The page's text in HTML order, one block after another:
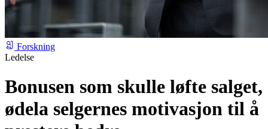
Forskning
Ledelse
Bonusen som skulle løfte salget,
ødela selgernes motivasjon til å